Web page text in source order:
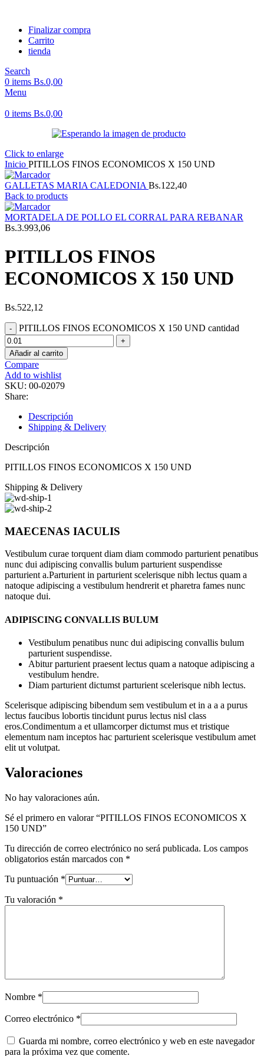
Finalizar compra
Carrito
tienda
Search
0 items Bs.0,00
Menu
0 items Bs.0,00
Click to enlarge
Inicio PITILLOS FINOS ECONOMICOS X 150 UND
GALLETAS MARIA CALEDONIA Bs.122,40
Back to products
MORTADELA DE POLLO EL CORRAL PARA REBANAR
Bs.3.993,06
PITILLOS FINOS
ECONOMICOS X 150 UND
Bs.522,12
PITILLOS FINOS ECONOMICOS X 150 UND cantidad
Añadir al carrito
Compare
Add to wishlist
SKU: 00-02079
Share:
Descripción
Shipping & Delivery
Descripción
PITILLOS FINOS ECONOMICOS X 150 UND
Shipping & Delivery
MAECENAS IACULIS
Vestibulum curae torquent diam diam commodo parturient penatibus
nunc dui adipiscing convallis bulum parturient suspendisse
parturient a.Parturient in parturient scelerisque nibh lectus quam a
natoque adipiscing a vestibulum hendrerit et pharetra fames nunc
natoque dui.
ADIPISCING CONVALLIS BULUM
Vestibulum penatibus nunc dui adipiscing convallis bulum
parturient suspendisse.
Abitur parturient praesent lectus quam a natoque adipiscing a
vestibulum hendre.
Diam parturient dictumst parturient scelerisque nibh lectus.
Scelerisque adipiscing bibendum sem vestibulum et in a a a purus
lectus faucibus lobortis tincidunt purus lectus nisl class
eros.Condimentum a et ullamcorper dictumst mus et tristique
elementum nam inceptos hac parturient scelerisque vestibulum amet
elit ut volutpat.
Valoraciones
No hay valoraciones aún.
Sé el primero en valorar “PITILLOS FINOS ECONOMICOS X
150 UND”
Tu dirección de correo electrónico no será publicada. Los campos
obligatorios están marcados con *
Tu puntuación *
Tu valoración *
Nombre *
Correo electrónico *
Guarda mi nombre, correo electrónico y web en este navegador
para la próxima vez que comente.